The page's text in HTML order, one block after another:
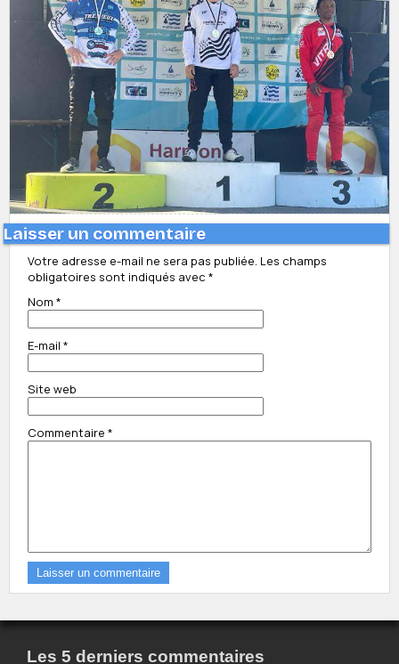
Laisser un commentaire
Votre adresse e-mail ne sera pas publiée. Les champs
obligatoires sont indiqués avec *
Nom *
E-mail *
Site web
Commentaire *
Les 5 derniers commentaires